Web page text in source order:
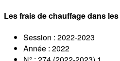
Les frais de chauffage dans
Session : 2022-2023
Année : 2022